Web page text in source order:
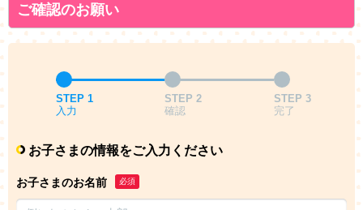
ご確認のお願い
STEP 1
入力
STEP 2
確認
STEP 3
完了
お子さまの情報をご入力ください
お子さまのお名前 必須